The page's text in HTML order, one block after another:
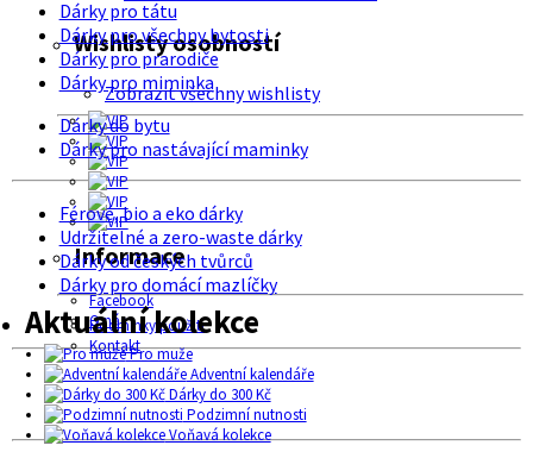
Wishlisty osobností
Zobrazit všechny wishlisty
Informace
Facebook
O nás
Podmínky použití
Kontakt
Dárky pro tátu
Dárky pro všechny bytosti
Dárky pro prarodiče
Dárky pro miminka
Dárky do bytu
Dárky pro nastávající maminky
Férové, bio a eko dárky
Udržitelné a zero-waste dárky
Dárky od českých tvůrců
Dárky pro domácí mazlíčky
Aktuální kolekce
Pro muže
Adventní kalendáře
Dárky do 300 Kč
Podzimní nutnosti
Voňavá kolekce